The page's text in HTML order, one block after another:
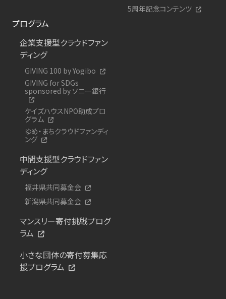
5周年記念コンテンツ
プログラム
企業支援型クラウドファン
ディング
GIVING 100 by Yogibo
GIVING for SDGs
sponsored by ソニー銀行
ケイズハウスNPO助成プロ
グラム
ゆめ・まちクラウドファンディ
ング
中間支援型クラウドファン
ディング
福井県共同募金会
新潟県共同募金会
マンスリー寄付挑戦プログ
ラム
小さな団体の寄付募集応
援プログラム